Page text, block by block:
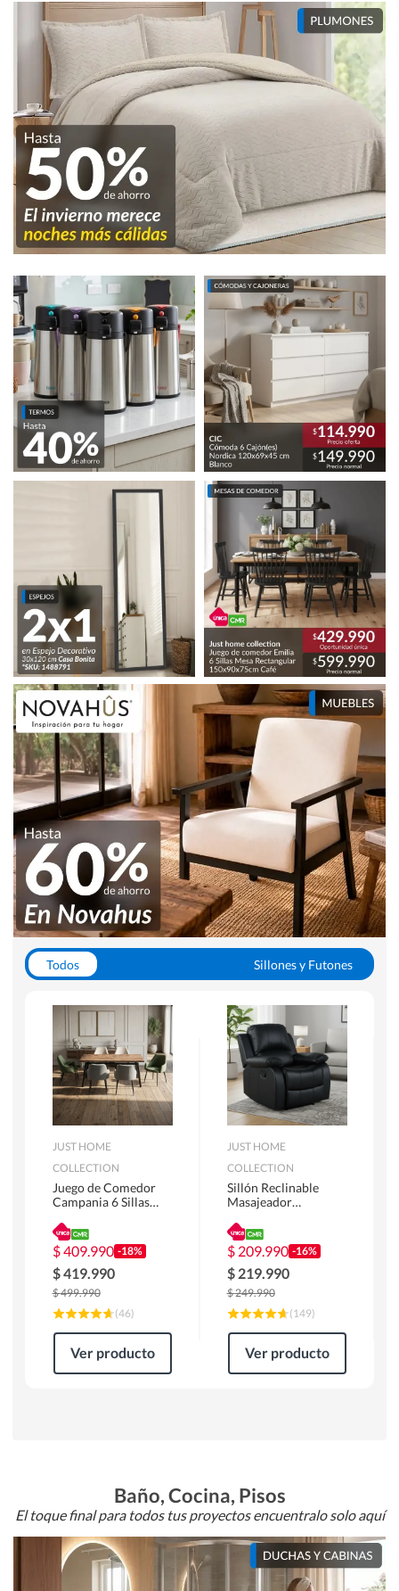
Todos
Sillones y Futones
Escritorios y Sillas PC
Racks y Muebles TV
Alfombras
JUST HOME
COLLECTION
Juego de Comedor
Campania 6 Sillas
180 x 90 x 76 cm
Café
$409.990 -18%
$419.990
$499.990
(46)
Ver producto
JUST HOME
COLLECTION
Sillón Reclinable
Masajeador
Atlanta 91x101x94
cm Negro
$ 209.990 -16%
$ 219.990
$249.990
(149)
Ver producto
Baño, Cocina, Pisos
El toque final para todos tus proyectos encuentralo solo aquí